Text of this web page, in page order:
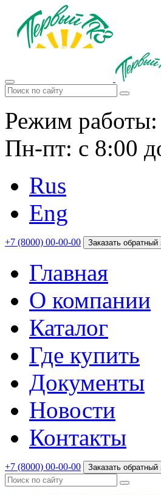
Режим работы:
Пн-пт: с 8:00
Rus
Eng
+7 (8000) 00-00-00 Заказать обратный
Главная
О компании
Каталог
Где купить
Документы
Новости
Контакты
+7 (8000) 00-00-00 Заказать обратный